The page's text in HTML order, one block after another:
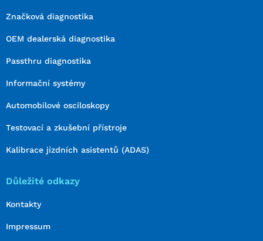
Značková diagnostika
OEM dealerská diagnostika
Passthru diagnostika
Informační systémy
Automobilové osciloskopy
Testovací a zkušební přístroje
Kalibrace jízdních asistentů (ADAS)
Důležité odkazy
Kontakty
Impressum